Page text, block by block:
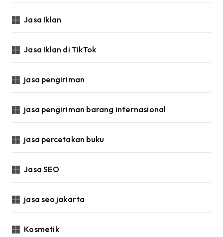
Jasa Iklan
Jasa Iklan di TikTok
jasa pengiriman
jasa pengiriman barang internasional
jasa percetakan buku
Jasa SEO
jasa seo jakarta
Kosmetik